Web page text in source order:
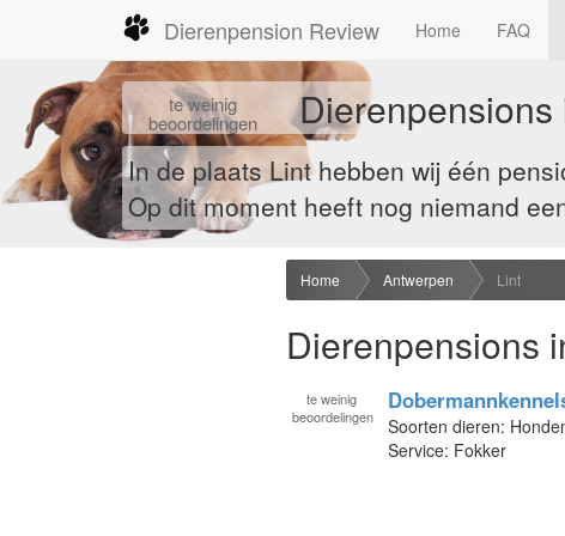
Dierenpension Review Home FAQ
teweinig
beoordelingen
In de plaats Lint hebben wij één
Op dit moment heeft nog niemand
Home Antwerpen Lint
Dierenpensions
te weinig
beoordelingen
Soorten dieren:
Service: Fokker